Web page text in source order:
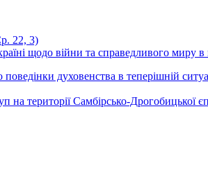
22, 3)
щодо війни та справедливого миру в
духовенства в теперішній
на території Самбірсько-Дрогобицької